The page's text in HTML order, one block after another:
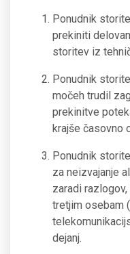
Ponudnik
prekiniti
storitev iz
Ponudnik
močeh trudil
prekinitve
krajše časovno
Ponudnik
za neizvajanje
zaradi
tretjim osebam
dejanj.